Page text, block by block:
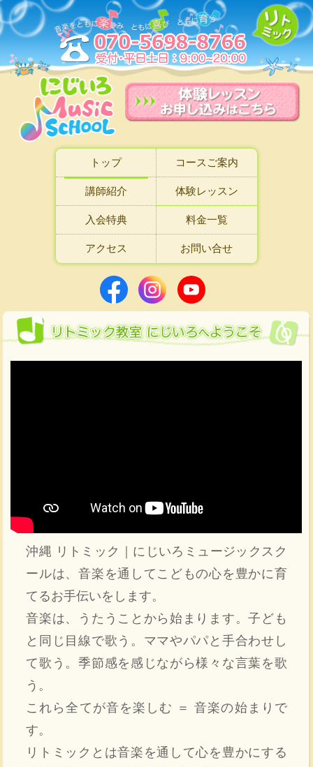
トップ コースご案内
講師紹介 体験レッスン
入会特典 料金一覧
アクセス お問い合せ
沖縄 リトミック｜にじいろミュージックスク
ールは、音楽を通してこどもの心を豊かに育
てるお手伝いをします。
音楽は、うたうことから始まります。子ども
と同じ目線で歌う。ママやパパと手合わせし
て歌う。季節感を感じながら様々な言葉を歌
う。
これら全てが音を楽しむ ＝ 音楽の始まりで
す。
リトミックとは音楽を通して心を豊かにする